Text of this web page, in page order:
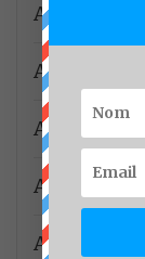
Actions
Actualité
Actualités
Actualités
Actualités